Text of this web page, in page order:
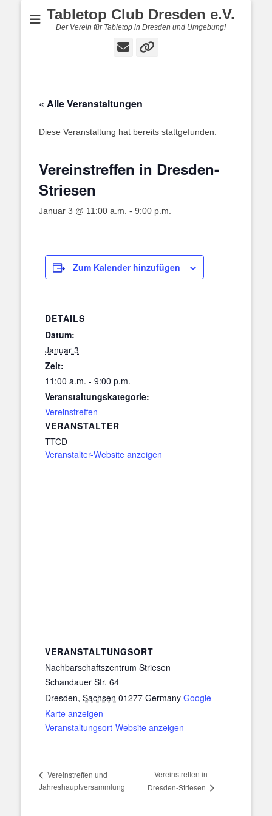
Tabletop Club Dresden e.V.
Der Verein für Tabletop in Dresden und Umgebung!
E-
« Alle Veranstaltungen
Diese Veranstaltung hat bereits stattgefunden.
Vereinstreffen in Dresden-
Striesen
Januar 3 @ 11:00 a.m. - 9:00 p.m.
Zum Kalender hinzufügen
DETAILS
Datum:
Januar 3
Zeit:
11:00 a.m. - 9:00 p.m.
Veranstaltungskategorie:
Vereinstreffen
VERANSTALTER
TTCD
Veranstalter-Website anzeigen
VERANSTALTUNGSORT
Nachbarschaftszentrum Striesen
Schandauer Str. 64
Dresden, Sachsen 01277 Germany Google
Karte anzeigen
Veranstaltungsort-Website anzeigen
Vereinstreffen und
Jahreshauptversammlung
Vereinstreffen in
Dresden-Striesen